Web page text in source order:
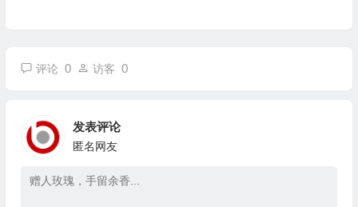
评论 0 访客 0
发表评论
匿名网友